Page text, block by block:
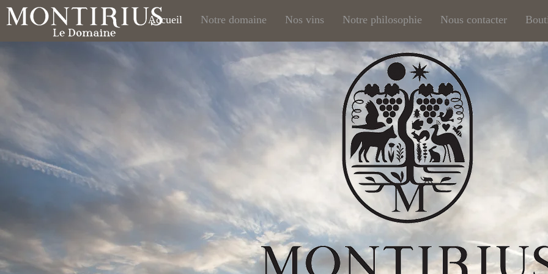
Accueil Notre domaine Nos vins Notre philosophie Nous contacter